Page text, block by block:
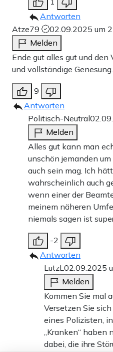
Antworten
Atze79
02.09.2025 um
Melden
Ende gut alles gut und
und vollständige Genesung.
9
Antworten
Politisch-Neutral
Melden
Alles gut kann man
unschön jemanden
auch sein mag. Ich
wahrscheinlich auch
wenn einer der
meinem näheren
niemals sagen ist
-2
Antworten
LutzL 02.09.2025
Melden
Kommen Sie mal
Versetzen Sie
eines Polizisten,
„Kranken“ haben
dabei, die ihre